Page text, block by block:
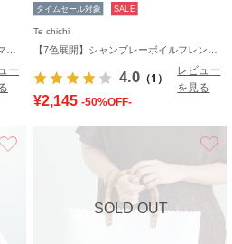
ー
タイムセール対象 SALE
Te chichi
4.0 （1）
レビュー
を見る
¥2,145 -50%OFF-
お気に入り
SOLD OUT